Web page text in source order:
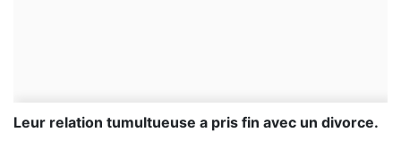
Leur relation tumultueuse a pris fin avec un divorce.